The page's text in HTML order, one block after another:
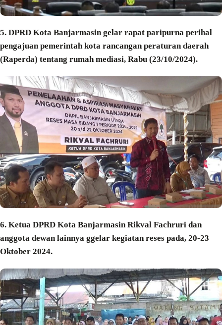
5. DPRD Kota Banjarmasin gelar rapat paripurna perihal
pengajuan pemerintah kota rancangan peraturan daerah
(Raperda) tentang rumah mediasi, Rabu (23/10/2024).
6. Ketua DPRD Kota Banjarmasin Rikval Fachruri dan
anggota dewan lainnya ggelar kegiatan reses pada, 20-23
Oktober 2024.